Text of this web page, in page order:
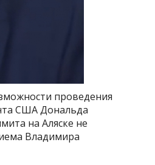
проведения
США Дональда
на Аляске не
Владимира